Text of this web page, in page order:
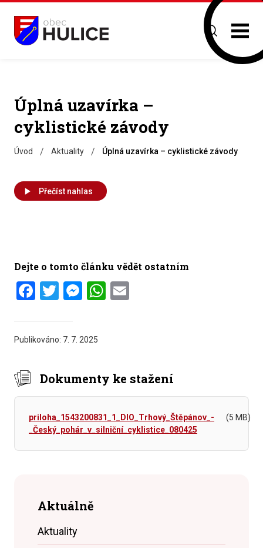
Úplná uzavírka –
cyklistické závody
Úvod / Aktuality / Úplná uzavírka – cyklistické závody
Přečíst nahlas
Dejte o tomto článku vědět ostatním
Facebook
Twitter
Messenger
WhatsApp
Publikováno: 7. 7. 2025
Dokumenty ke stažení
priloha_1543200831_1_DIO_Trhový_Štěpánov_-
_Český_pohár_v_silniční_cyklistice_080425
(5 MB)
Aktuálně
Aktuality